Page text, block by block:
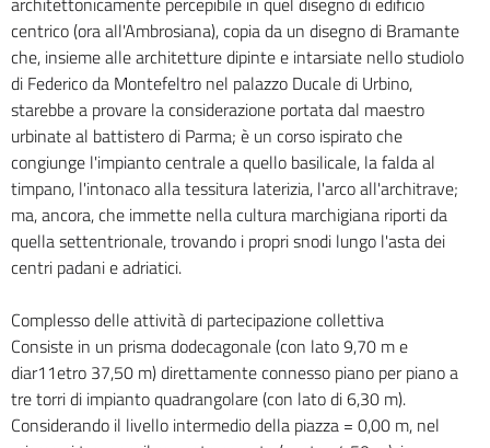
centrico (ora all'Ambrosiana), copia da un disegno di Bramante
che, insieme alle architetture dipinte e intarsiate nello studiolo
di Federico da Montefeltro nel palazzo Ducale di Urbino,
starebbe a provare la considerazione portata dal maestro
urbinate al battistero di Parma; è un corso ispirato che
congiunge l'impianto centrale a quello basilicale, la falda al
timpano, l'intonaco alla tessitura laterizia, l'arco all'architrave;
ma, ancora, che immette nella cultura marchigiana riporti da
quella settentrionale, trovando i propri snodi lungo l'asta dei
centri padani e adriatici.
Complesso delle attività di partecipazione collettiva
Consiste in un prisma dodecagonale (con lato 9,70 m e
diar11etro 37,50 m) direttamente connesso piano per piano a
tre torri di impianto quadrangolare (con lato di 6,30 m).
Considerando il livello intermedio della piazza = 0,00 m, nel